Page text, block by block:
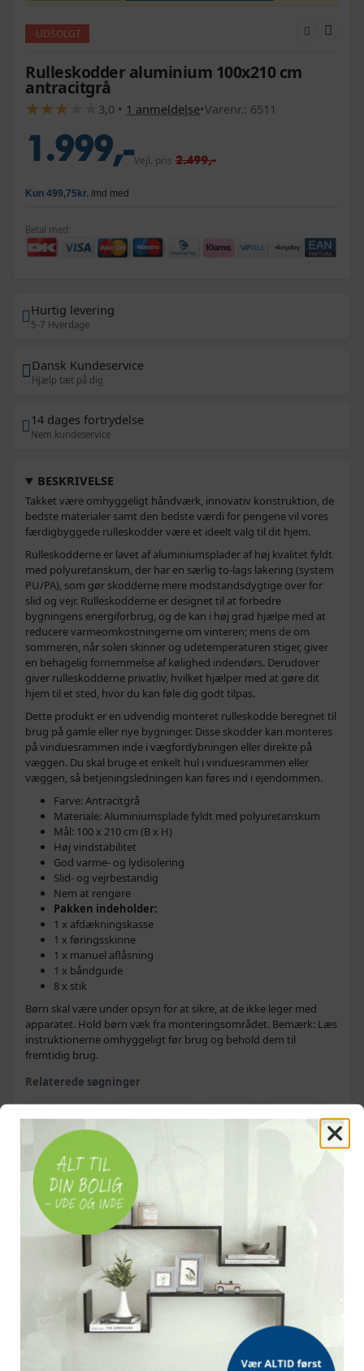
UDSOLGT
Rulleskodder aluminium 100x210 cm
antracitgrå
★
★★
★★
★ 3,0 • 1 anmeldelse•Varenr.: 6511
1.999,-Vejl. pris 2.499,-
Betal med:
Hurtig levering
5-7 Hverdage
Dansk Kundeservice
Hjælp tæt på dig
14 dages fortrydelse
Nem kundeservice
BESKRIVELSE
Takket være omhyggeligt håndværk, innovativ konstruktion, de
bedste materialer samt den bedste værdi for pengene vil vores
færdigbyggede rulleskodder være et ideelt valg til dit hjem.
Rulleskodderne er lavet af aluminiumsplader af høj kvalitet fyldt
med polyuretanskum, der har en særlig to-lags lakering (system
PU/PA), som gør skodderne mere modstandsdygtige over for
slid og vejr. Rulleskodderne er designet til at forbedre
bygningens energiforbrug, og de kan i høj grad hjælpe med at
reducere varmeomkostningerne om vinteren; mens de om
sommeren, når solen skinner og udetemperaturen stiger, giver
en behagelig fornemmelse af kølighed indendørs. Derudover
giver rulleskodderne privatliv, hvilket hjælper med at gøre dit
hjem til et sted, hvor du kan føle dig godt tilpas.
Dette produkt er en udvendig monteret rulleskodde beregnet til
brug på gamle eller nye bygninger. Disse skodder kan monteres
på vinduesrammen inde i vægfordybningen eller direkte på
væggen. Du skal bruge et enkelt hul i vinduesrammen eller
væggen, så betjeningsledningen kan føres ind i ejendommen.
Farve: Antracitgrå
Materiale: Aluminiumsplade fyldt med polyuretanskum
Mål: 100 x 210 cm (B x H)
Høj vindstabilitet
God varme- og lydisolering
Slid- og vejrbestandig
Nem at rengøre
Pakken indeholder:
1 x afdækningskasse
1 x føringsskinne
1 x manuel aflåsning
1 x båndguide
8 x stik
Børn skal være under opsyn for at sikre, at de ikke leger med
apparatet. Hold børn væk fra monteringsområdet. Bemærk: Læs
instruktionerne omhyggeligt før brug og behold dem til
fremtidig brug.
Relaterede søgninger
vinduesskodde
udendørs skodde
OFTE KØBT SAMMEN MED
POPULÆR